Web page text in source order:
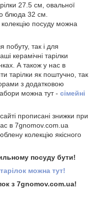
27.5 см, овальної
блюда 32 см.
посуду можна
побуту, так і для
керамічні тарілки
А також у нас в
тарілки як поштучно, так
з додатковою
можна тут - сімейні
прописані знижки при
в 7gnomov.com.ua
колекцію якісного
посуду бути!
можна тут!
з 7gnomov.com.ua!